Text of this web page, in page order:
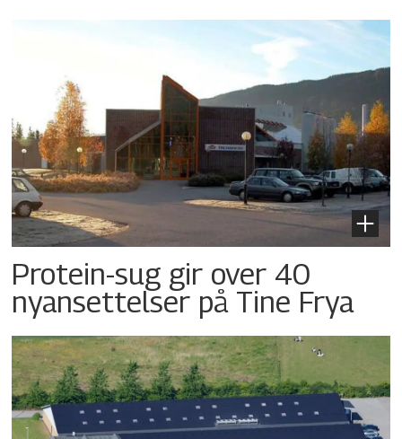
Protein-sug gir over 40
nyansettelser på Tine Frya